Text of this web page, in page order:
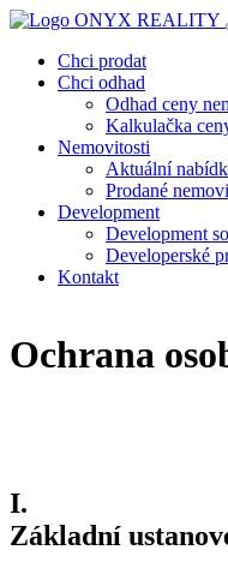
Chci prodat
Chci odhad
Odhad ceny
Kalkulačka
Nemovitosti
Aktuální
Prodané
Development
Development
Developerské
Kontakt
Ochrana
I.
Základní